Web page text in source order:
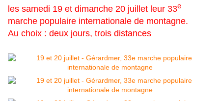
les samedi 19 et dimanche 20 juillet leur 33e
marche populaire internationale de montagne.
Au choix : deux jours, trois distances